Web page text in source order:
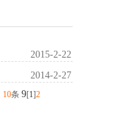
2015-2-22
2014-2-27
10条 9[1]2